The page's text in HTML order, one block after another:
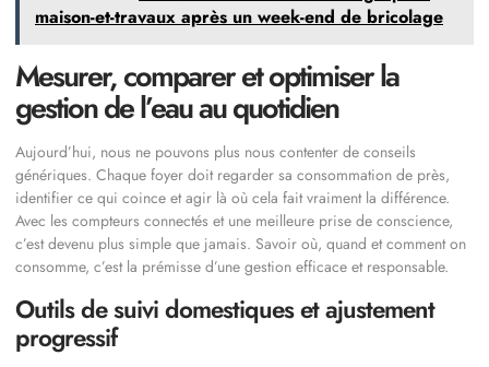
maison-et-travaux après un week-end de bricolage
Mesurer, comparer et optimiser la
gestion de l’eau au quotidien
Aujourd’hui, nous ne pouvons plus nous contenter de conseils
génériques. Chaque foyer doit regarder sa consommation de près,
identifier ce qui coince et agir là où cela fait vraiment la différence.
Avec les compteurs connectés et une meilleure prise de conscience,
c’est devenu plus simple que jamais. Savoir où, quand et comment on
consomme, c’est la prémisse d’une gestion efficace et responsable.
Outils de suivi domestiques et ajustement
progressif